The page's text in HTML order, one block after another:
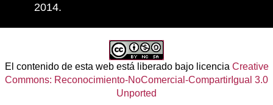
2014.
El contenido de esta web está liberado bajo licencia Creative
Commons: Reconocimiento-NoComercial-CompartirIgual 3.0
Unported